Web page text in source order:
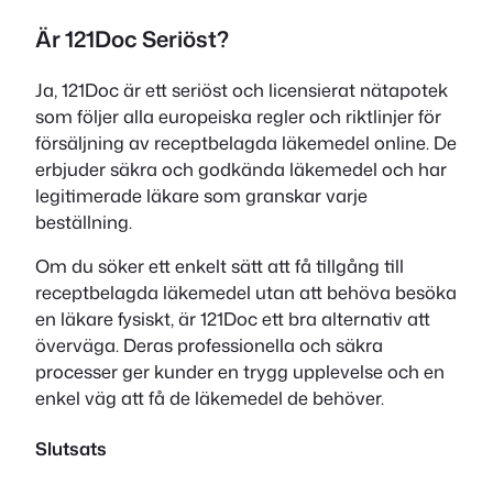
Är 121Doc Seriöst?
Ja, 121Doc är ett seriöst och licensierat nätapotek
som följer alla europeiska regler och riktlinjer för
försäljning av receptbelagda läkemedel online. De
erbjuder säkra och godkända läkemedel och har
legitimerade läkare som granskar varje
beställning.
Om du söker ett enkelt sätt att få tillgång till
receptbelagda läkemedel utan att behöva besöka
en läkare fysiskt, är 121Doc ett bra alternativ att
överväga. Deras professionella och säkra
processer ger kunder en trygg upplevelse och en
enkel väg att få de läkemedel de behöver.
Slutsats